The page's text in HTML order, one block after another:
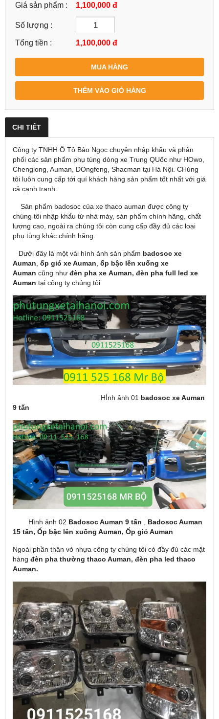
Giá sản phẩm : 1,100,000 đ
Số lượng :
Tổng tiền : 1,100,000 đ
MUA HÀNG
THÊM VÀO GIỎ HÀNG
CHI TIẾT
Công ty TNHH Ô Tô Bảo Ngọc chuyên nhập khẩu và phân
phối các sản phẩm phụ tùng dòng xe Trung QUốc như HOwo,
Chenglong, Auman, DOngfeng, Shacman tại Hà Nội. CHúng
tôi luôn cung cấp tới quí khách hàng sản phẩm tốt nhất với giá
cả cạnh tranh.
Sản phẩm badosoc của xe thaco auman được công ty
chúng tôi nhập khẩu từ nhà máy, sản phẩm chính hãng, chất
lượng cao, ngoài ra chúng tôi còn cung cấp đầy đủ các loại
phụ tùng khác chính hãng.
Dưới đây là một vài hình ảnh sản phẩm badosoc xe
Auman, ốp gió xe Auman, ốp bậc lên xuống xe
Auman cũng như đèn pha xe Auman, đèn pha full led xe
Auman tại công ty chúng tôi
HÌnh ảnh 01 badosoc xe Auman
9 tấn
Hình ảnh 02 Badosoc Auman 9 tấn , Badosoc Auman
15 tấn, Ốp bậc lên xuống Auman, Ốp gió Auman
Ngoài phần thân vỏ nhựa công ty chúng tôi có đầy đủ các mặt
hàng đèn pha thường thaco Auman, đèn pha led thaco
Auman.